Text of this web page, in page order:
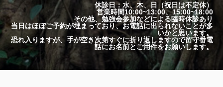
休診日：水、木、日（祝日は不定休）
営業時間10:00~13:00、15:00~18:00
その他、勉強会参加などによる臨時休診あり
当日はほぼご予約が埋まっており、お電話に出られないことが多
いかと思います。
恐れ入りますが、手が空き次第すぐに折り返しますので留守番電
話にお名前とご用件をお願いします。